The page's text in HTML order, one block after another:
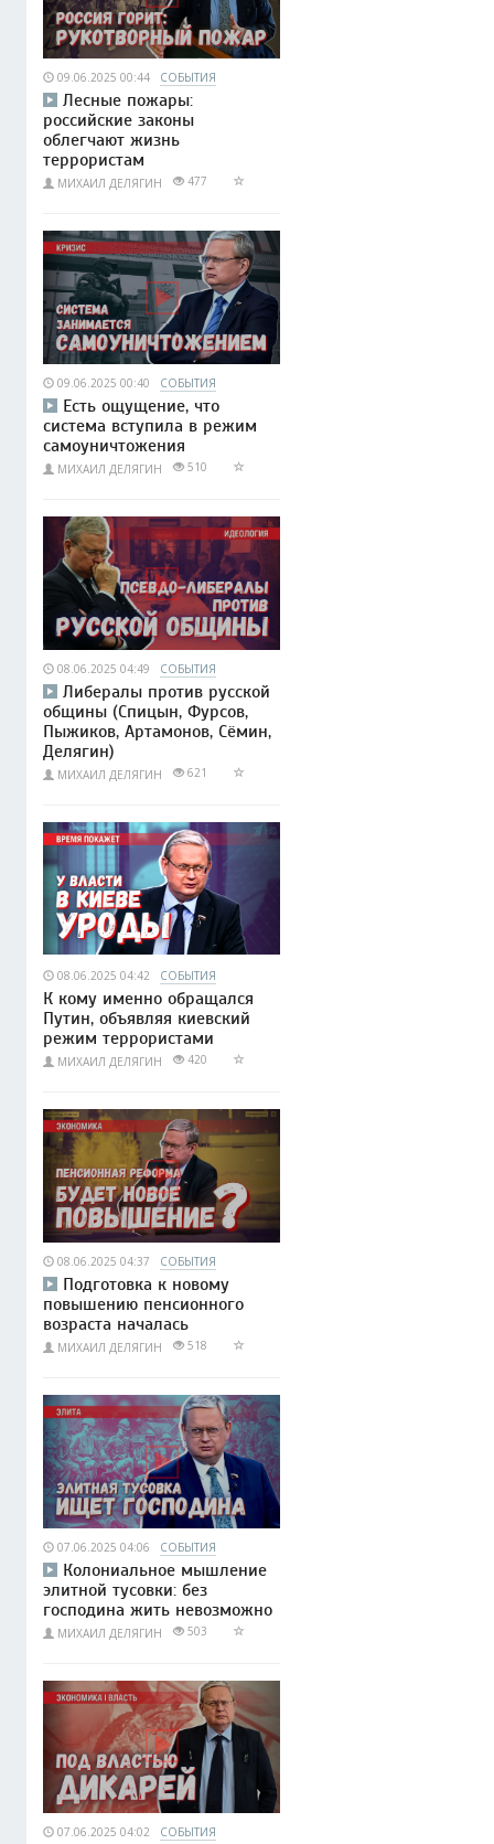
09.06.2025 00:44 СОБЫТИЯ
Лесные пожары:
российские законы
облегчают жизнь
террористам
МИХАИЛ ДЕЛЯГИН 477
09.06.2025 00:40 СОБЫТИЯ
Есть ощущение, что
система вступила в режим
самоуничтожения
МИХАИЛ ДЕЛЯГИН 510
08.06.2025 04:49 СОБЫТИЯ
Либералы против русской
общины (Спицын, Фурсов,
Пыжиков, Артамонов, Сёмин,
Делягин)
МИХАИЛ ДЕЛЯГИН 621
08.06.2025 04:42 СОБЫТИЯ
К кому именно обращался
Путин, объявляя киевский
режим террористами
МИХАИЛ ДЕЛЯГИН 420
08.06.2025 04:37 СОБЫТИЯ
Подготовка к новому
повышению пенсионного
возраста началась
МИХАИЛ ДЕЛЯГИН 518
07.06.2025 04:06 СОБЫТИЯ
Колониальное мышление
элитной тусовки: без
господина жить невозможно
МИХАИЛ ДЕЛЯГИН 503
07.06.2025 04:02 СОБЫТИЯ